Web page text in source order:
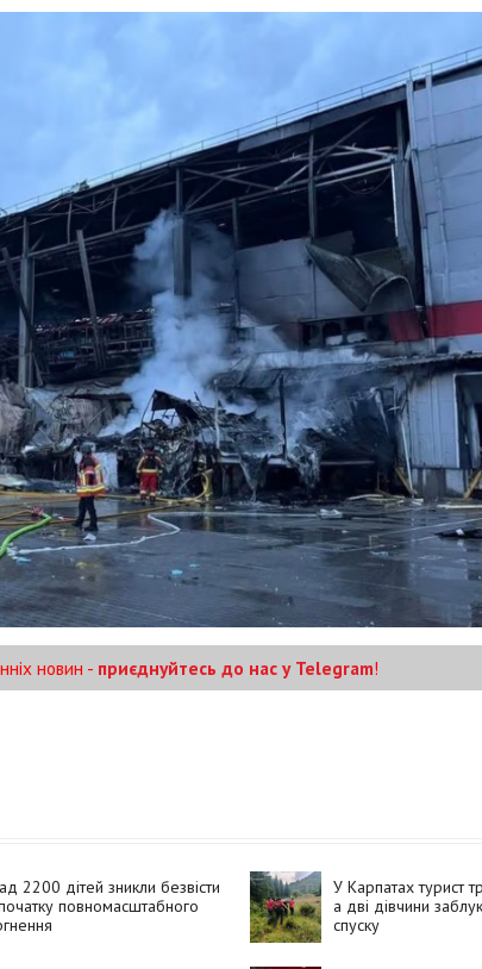
новин - приєднуйтесь до нас у Telegram!
2200 дітей зникли безвісти
повномасштабного
У Карпатах турист
а дві дівчини
спуску